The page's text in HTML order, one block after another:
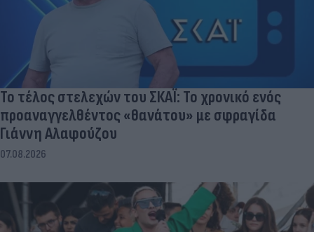
Το τέλος στελεχών του ΣΚΑΪ: Το χρονικό ενός
προαναγγελθέντος «θανάτου» με σφραγίδα
Γιάννη Αλαφούζου
07.08.2026